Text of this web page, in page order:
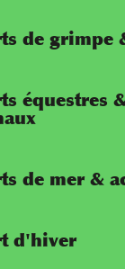
de grimpe
équestres
de mer &
d'hiver
?